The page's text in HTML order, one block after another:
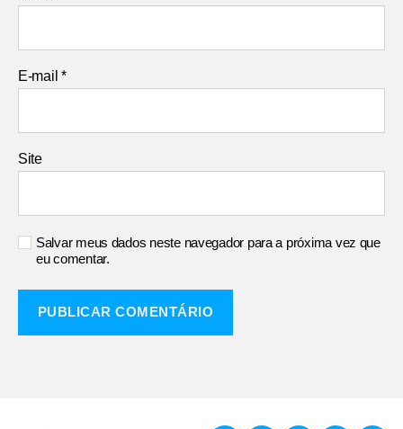
E-mail*
Site
Salvar meus dados neste navegador para a próxima vez que
eu comentar.